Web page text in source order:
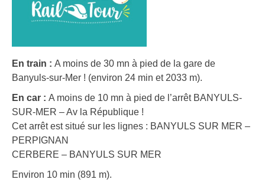
En train : A moins de 30 mn à pied de la gare de
Banyuls-sur-Mer ! (environ 24 min et 2033 m).
En car : A moins de 10 mn à pied de l’arrêt BANYULS-
SUR-MER – Av la République !
Cet arrêt est situé sur les lignes : BANYULS SUR MER –
PERPIGNAN
CERBERE – BANYULS SUR MER
Environ 10 min (891 m).